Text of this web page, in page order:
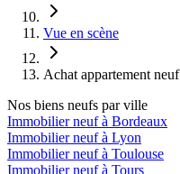
Vue en scène
Achat appartement neuf
Nos biens neufs par ville
Immobilier neuf à Bordeaux
Immobilier neuf à Lyon
Immobilier neuf à Toulouse
Immobilier neuf à Tours